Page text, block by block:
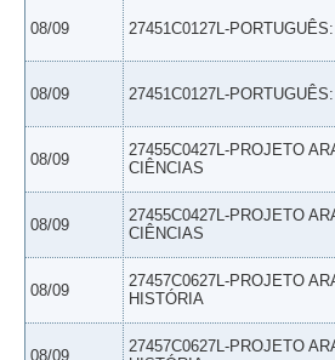
08/09 27451C0127L-
08/09 27451C0127L-
08/09
27455C0427L-PROJETO
CIÊNCIAS
08/09
27455C0427L-PROJETO
CIÊNCIAS
08/09
27457C0627L-PROJETO
HISTÓRIA
08/09
27457C0627L-PROJETO